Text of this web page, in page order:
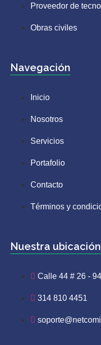
Proveedor de
Obras civiles
Navegación
Inicio
Nosotros
Servicios
Portafolio
Contacto
Términos y
Nuestra ubicación
Calle 44 # 26 -
314 810 4451